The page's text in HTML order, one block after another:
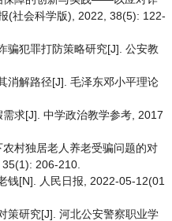
(社会科学版), 2022, 38(5): 122-
骗犯罪打防策略研究[J]. 公安教
消解路径[J]. 毛泽东邓小平理论
求[J]. 中学政治教学参考, 2017
村独居老人养老受骗问题的对
206-210.
钱[N]. 人民日报, 2022-05-12(01
策研究[J]. 河北公安警察职业学